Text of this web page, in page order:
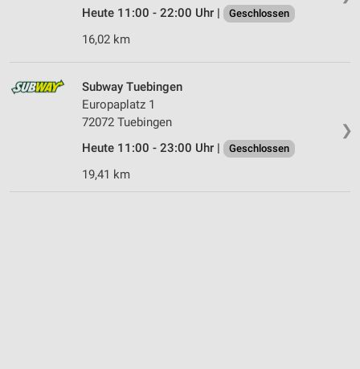
Heute 11:00 - 22:00 Uhr | Geschlossen
16,02 km
❯
Subway Tuebingen
Europaplatz 1
72072 Tuebingen
Heute 11:00 - 23:00 Uhr |
Geschlossen
19,41 km